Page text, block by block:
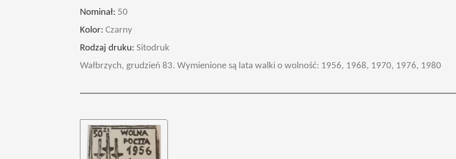
Nominał: 50
Kolor: Czarny
Rodzaj druku: Sitodruk
Wałbrzych, grudzień 83. Wymienione są lata walki o wolność: 1956, 1968, 1970, 1976, 1980